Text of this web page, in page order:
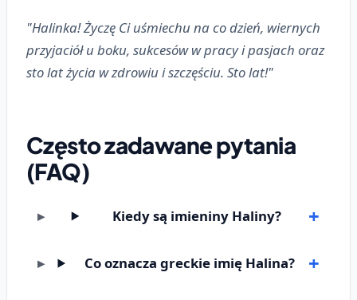
"Halinka! Życzę Ci uśmiechu na co dzień, wiernych
przyjaciół u boku, sukcesów w pracy i pasjach oraz
sto lat życia w zdrowiu i szczęściu. Sto lat!"
Często zadawane pytania
(FAQ)
Kiedy są imieniny Haliny?
Co oznacza greckie imię Halina?